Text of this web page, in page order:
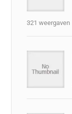
321 weergaven